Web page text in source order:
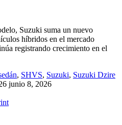
Suzuki suma un nuevo
híbridos en el mercado
registrando crecimiento en el
, SHVS, Suzuki, Suzuki Dzire
junio 8, 2026